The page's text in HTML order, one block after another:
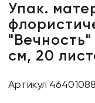
Декор для дома
Сухоцветы
Лента
Товары для флористов
Пакеты для цветов и
Упак.
см, 20
Артикул